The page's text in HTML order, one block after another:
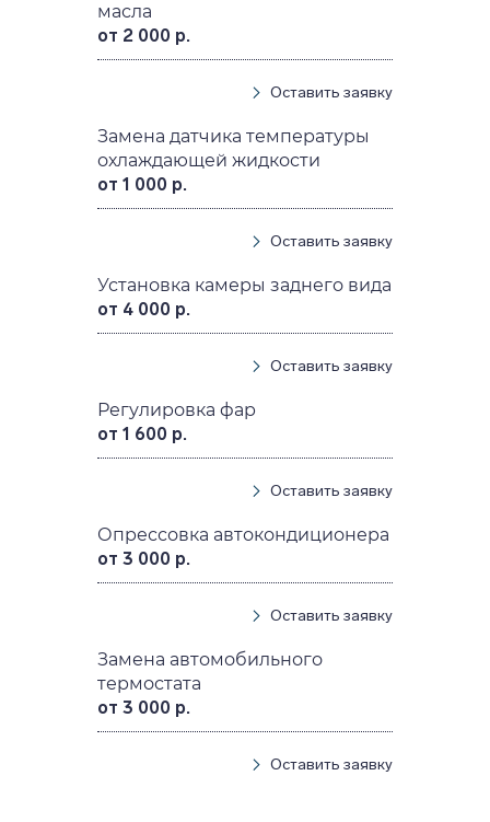
масла
от 2 000 р.
Оставить заявку
Замена датчика температуры
охлаждающей жидкости
от 1 000 р.
Оставить заявку
Установка камеры заднего вида
от 4 000 р.
Оставить заявку
Регулировка фар
от 1 600 р.
Оставить заявку
Опрессовка автокондиционера
от 3 000 р.
Оставить заявку
Замена автомобильного
термостата
от 3 000 р.
Оставить заявку